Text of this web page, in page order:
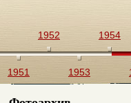
1951
1952
1953
1954